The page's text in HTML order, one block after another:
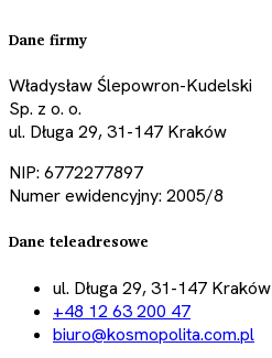
Dane firmy
Władysław Ślepowron-Kudelski
Sp. z o. o.
ul. Długa 29, 31-147 Kraków
NIP: 6772277897
Numer ewidencyjny: 2005/8
Dane teleadresowe
ul. Długa 29, 31-147 Kraków
+48 12 63 200 47
biuro@kosmopolita.com.pl